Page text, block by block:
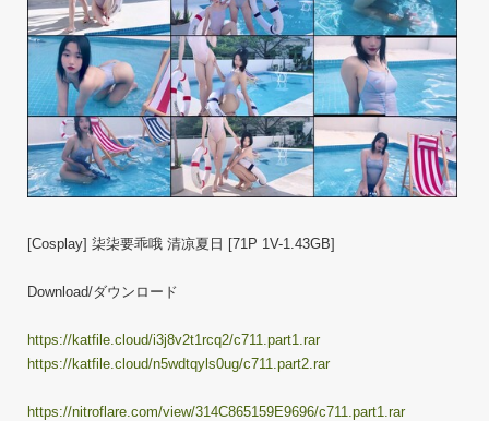
[Cosplay] 柒柒要乖哦 清凉夏日 [71P 1V-1.43GB]
Download/ダウンロード
https://katfile.cloud/i3j8v2t1rcq2/c711.part1.rar
https://katfile.cloud/n5wdtqyls0ug/c711.part2.rar
https://nitroflare.com/view/314C865159E9696/c711.part1.rar